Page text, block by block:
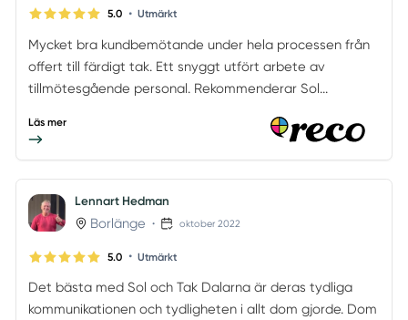
5.0 • Utmärkt
Mycket bra kundbemötande under hela processen från
offert till färdigt tak. Ett snyggt utfört arbete av
tillmötesgående personal. Rekommenderar Sol...
Läs mer
Lennart Hedman
Borlänge • oktober 2022
5.0 • Utmärkt
Det bästa med Sol och Tak Dalarna är deras tydliga
kommunikationen och tydligheten i allt dom gjorde. Dom